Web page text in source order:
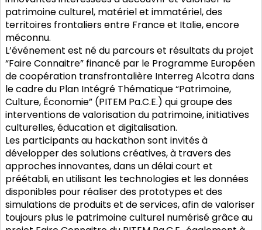
patrimoine culturel, matériel et immatériel, des
territoires frontaliers entre France et Italie, encore
méconnu.
L’événement est né du parcours et résultats du projet
“Faire Connaitre” financé par le Programme Européen
de coopération transfrontalière Interreg Alcotra dans
le cadre du Plan Intégré Thématique “Patrimoine,
Culture, Économie” (PITEM Pa.C.E.) qui groupe des
interventions de valorisation du patrimoine, initiatives
culturelles, éducation et digitalisation.
Les participants au hackathon sont invités à
développer des solutions créatives, à travers des
approches innovantes, dans un délai court et
préétabli, en utilisant les technologies et les données
disponibles pour réaliser des prototypes et des
simulations de produits et de services, afin de valoriser
toujours plus le patrimoine culturel numérisé grâce au